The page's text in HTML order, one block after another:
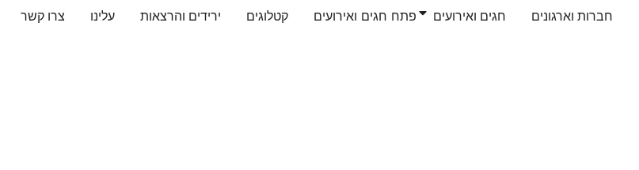
חברות וארגונים חגים ואירועים פתח חגים ואירועים קטלוגים ירידים והרצאות עלינו צרו קשר